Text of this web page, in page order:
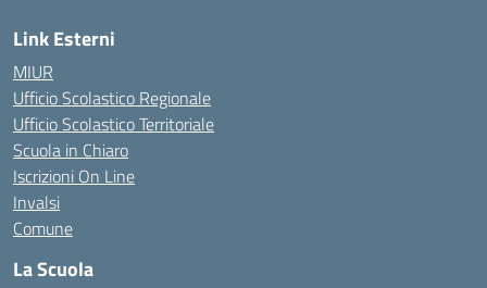
Link Esterni
MIUR
Ufficio Scolastico Regionale
Ufficio Scolastico Territoriale
Scuola in Chiaro
Iscrizioni On Line
Invalsi
Comune
La Scuola